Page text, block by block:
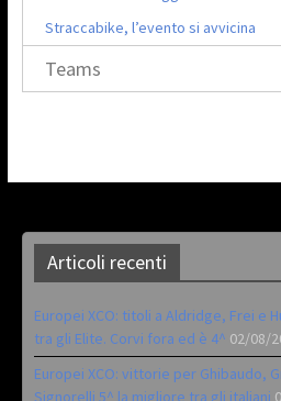
Straccabike, l’evento si avvicina
Teams
Articoli recenti
Europei XCO: titoli a Aldridge, Frei e
tra gli Elite. Corvi fora ed è 4^ 02/08/
Europei XCO: vittorie per Ghibaudo,
Signorelli 5^ la migliore tra gli italiani